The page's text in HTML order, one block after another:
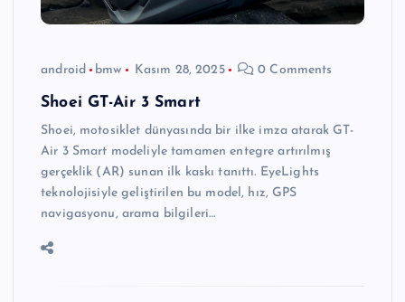
android bmw Kasım 28, 2025 0 Comments
Shoei GT-Air 3 Smart
Shoei, motosiklet dünyasında bir ilke imza atarak GT-
Air 3 Smart modeliyle tamamen entegre artırılmış
gerçeklik (AR) sunan ilk kaskı tanıttı. EyeLights
teknolojisiyle geliştirilen bu model, hız, GPS
navigasyonu, arama bilgileri…